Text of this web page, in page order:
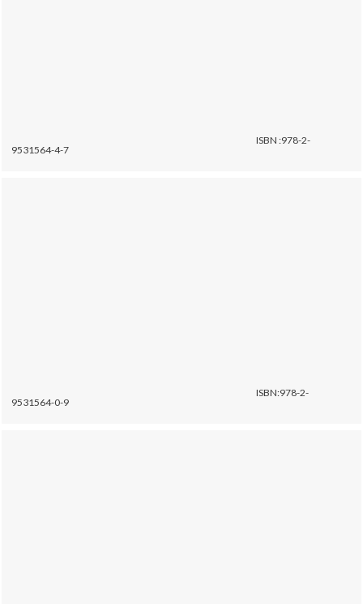
ISBN :978-2-
9531564-4-7
ISBN:978-2-
9531564-0-9